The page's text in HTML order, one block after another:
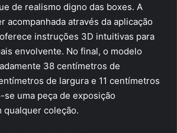
de realismo digno das boxes. A
acompanhada através da aplicação
instruções 3D intuitivas para
envolvente. No final, o modelo
38 centímetros de
de largura e 11 centímetros
uma peça de exposição
qualquer coleção.